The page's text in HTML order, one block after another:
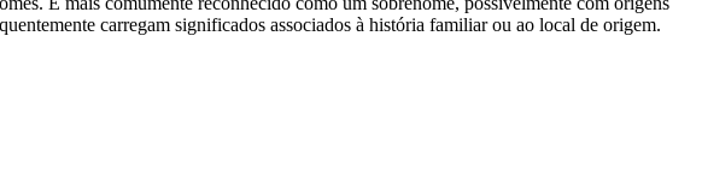
carregam significados associados à história familiar ou ao local de origem.